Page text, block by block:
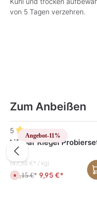
von 5 Tagen verzehren.
Zum Anbeißen
Produktgalerie überspringen
Angebot-11%
Lifebar Riegel
5
(47,38 €* / kg)
D
e
11,15 €* 9,95 €*